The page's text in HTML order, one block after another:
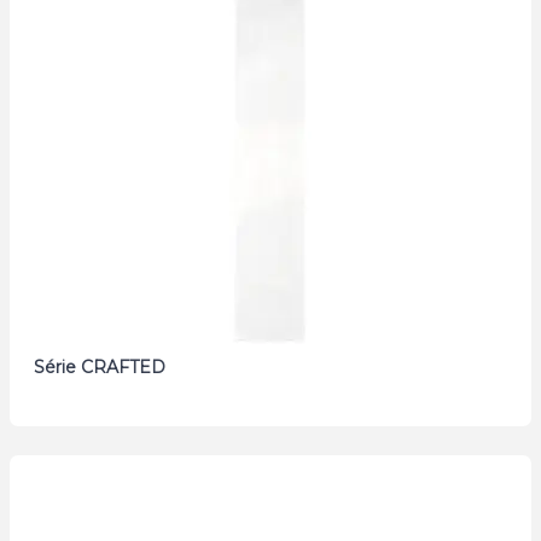
Série CRAFTED